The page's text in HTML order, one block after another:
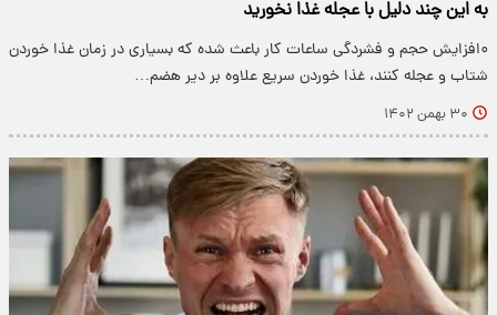
به این چند دلیل با عجله غذا نخورید
۰افزایش حجم و فشردگی ساعات کار باعث شده که بسیاری در زمان غذا خوردن
شتاب و عجله کنند، غذا خوردن سریع علاوه بر دیر هضم…
۳۰ بهمن ۱۴۰۲